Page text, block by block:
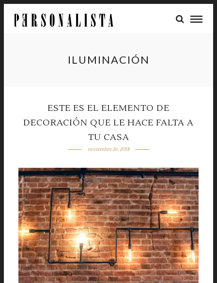
ILUMINACIÓN
ESTE ES EL ELEMENTO DE
DECORACIÓN QUE LE HACE FALTA A
TU CASA
noviembre 26, 2018